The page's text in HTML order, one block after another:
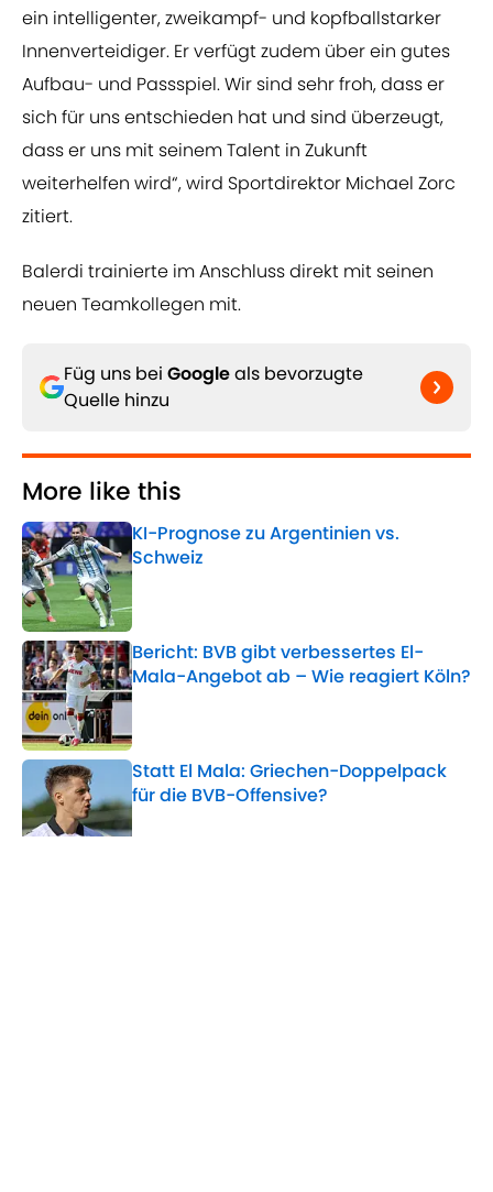
ein intelligenter, zweikampf- und kopfballstarker
Innenverteidiger. Er verfügt zudem über ein gutes
Aufbau- und Passspiel. Wir sind sehr froh, dass er
sich für uns entschieden hat und sind überzeugt,
dass er uns mit seinem Talent in Zukunft
weiterhelfen wird“, wird Sportdirektor Michael Zorc
zitiert.
Balerdi trainierte im Anschluss direkt mit seinen
neuen Teamkollegen mit.
Füg uns bei Googleals bevorzugte
Quelle hinzu
More like this
KI-Prognose zu Argentinien vs.
Schweiz
Published by on Invalid Date
Bericht: BVB gibt verbessertes El-
Mala-Angebot ab – Wie reagiert Köln?
Published by on Invalid Date
Statt El Mala: Griechen-Doppelpack
für die BVB-Offensive?
Published by on Invalid Date